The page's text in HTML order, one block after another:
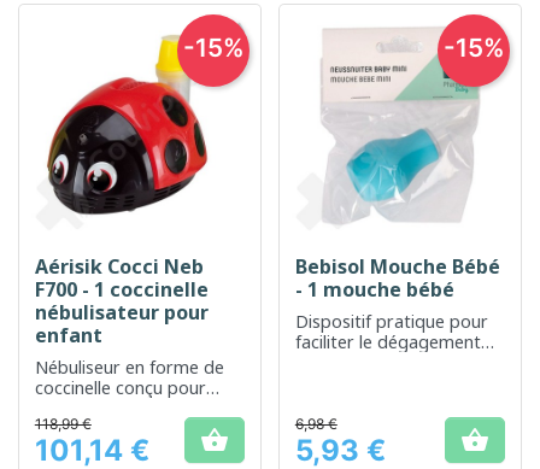
Aérisik Cocci Neb
F700 - 1 coccinelle
nébulisateur pour
enfant
Nébuliseur en forme de
coccinelle conçu pour
respiratoires des enfants
plus agréables
Prix
118,99 €
101,14 € 
-15%
Bebisol Mouche Bébé
- 1 mouche bébé
Dispositif pratique pour
faciliter le dégagement
Prix
6,98 €
5,93 € 
-15%